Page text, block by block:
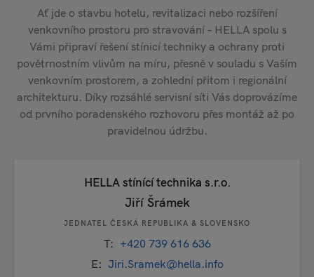
Ať jde o stavbu hotelu, revitalizaci nebo rozšíření
venkovního prostoru pro stravování – HELLA spolu s
Vámi připraví řešení stínicí techniky a ochrany proti
povětrnostním vlivům na míru, přesně v souladu s Vaším
venkovním prostorem, a zohlední přitom i regionální
architekturu. Díky rozsáhlé servisní síti Vás doprovázíme
od prvního poradenského rozhovoru přes montáž až po
pravidelnou údržbu.
HELLA stínící technika s.r.o.
Jiří Šrámek
JEDNATEL ČESKÁ REPUBLIKA & SLOVENSKO
T: +420 739 616 636
E: Jiri.Sramek@hella.info